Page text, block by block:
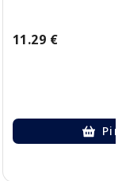
11.29 €